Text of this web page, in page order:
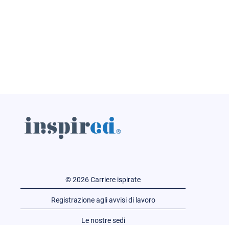
© 2026 Carriere ispirate
Registrazione agli avvisi di lavoro
Le nostre sedi